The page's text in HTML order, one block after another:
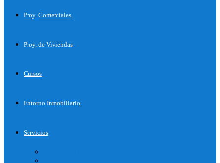
Proy. Comerciales
Proy. de Viviendas
Cursos
Entorno Inmobiliario
Servicios